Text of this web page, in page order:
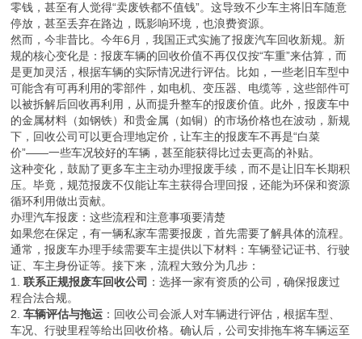
零钱，甚至有人觉得“卖废铁都不值钱”。这导致不少车主将旧车随意
停放，甚至丢弃在路边，既影响环境，也浪费资源。
然而，今非昔比。今年6月，我国正式实施了报废汽车回收新规。新
规的核心变化是：报废车辆的回收价值不再仅仅按“车重”来估算，而
是更加灵活，根据车辆的实际情况进行评估。比如，一些老旧车型中
可能含有可再利用的零部件，如电机、变压器、电缆等，这些部件可
以被拆解后回收再利用，从而提升整车的报废价值。此外，报废车中
的金属材料（如钢铁）和贵金属（如铜）的市场价格也在波动，新规
下，回收公司可以更合理地定价，让车主的报废车不再是“白菜
价”——一些车况较好的车辆，甚至能获得比过去更高的补贴。
这种变化，鼓励了更多车主主动办理报废手续，而不是让旧车长期积
压。毕竟，规范报废不仅能让车主获得合理回报，还能为环保和资源
循环利用做出贡献。
办理汽车报废：这些流程和注意事项要清楚
如果您在保定，有一辆私家车需要报废，首先需要了解具体的流程。
通常，报废车办理手续需要车主提供以下材料：车辆登记证书、行驶
证、车主身份证等。接下来，流程大致分为几步：
1.联系正规报废车回收公司 ：选择一家有资质的公司，确保报废过
程合法合规。
2.车辆评估与拖运 ：回收公司会派人对车辆进行评估，根据车型、
车况、行驶里程等给出回收价格。确认后，公司安排拖车将车辆运至